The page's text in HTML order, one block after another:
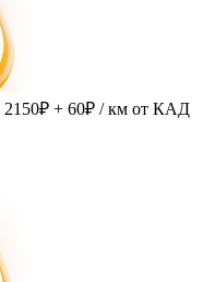
2150₽ + 60₽ / км от КАД